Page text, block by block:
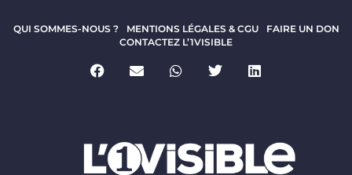
QUI SOMMES-NOUS ? MENTIONS LÉGALES & CGU
FAIRE UN DON
CONTACTEZ L’1VISIBLE